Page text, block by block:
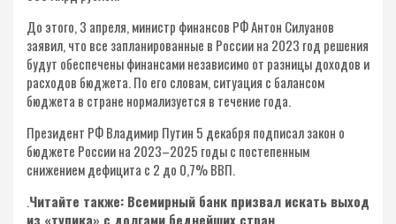
До этого, 3 апреля, министр финансов РФ Антон Силуанов
заявил, что все запланированные в России на 2023 год решения
будут обеспечены финансами независимо от разницы доходов и
расходов бюджета. По его словам, ситуация с балансом
бюджета в стране нормализуется в течение года.
Президент РФ Владимир Путин 5 декабря подписал закон о
бюджете России на 2023–2025 годы с постепенным
снижением дефицита с 2 до 0,7% ВВП.
.Читайте также: Всемирный банк призвал искать выход
из «тупика» с долгами беднейших стран